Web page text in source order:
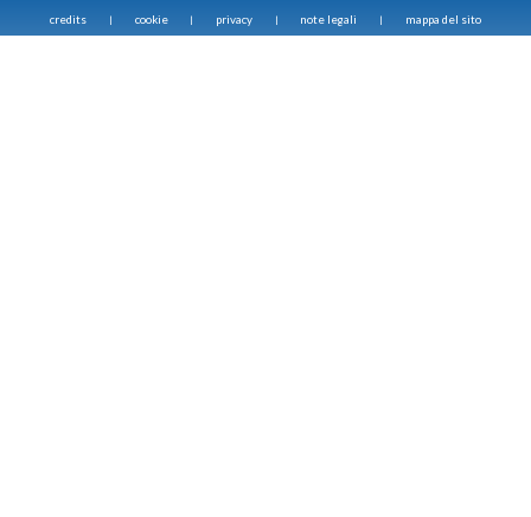
credits cookie privacy note legali mappa del sito